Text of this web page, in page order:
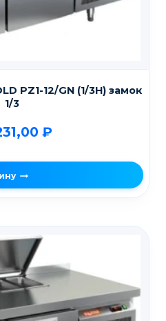
PZ1-12/GN (1/3H) замок
1/3
₽